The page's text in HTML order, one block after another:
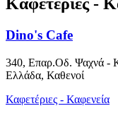
Dino's Cafe
340, Επαρ.Οδ. Ψαχνά -
Ελλάδα, Καθενοί
Καφετέριες - Καφενεία